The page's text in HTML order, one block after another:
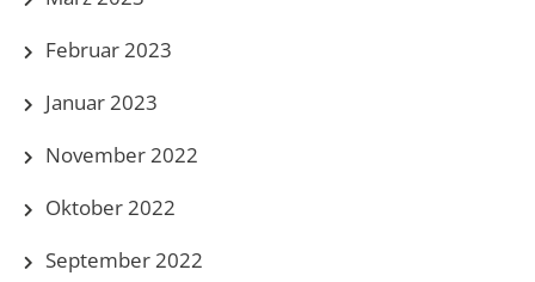
Februar 2023
Januar 2023
November 2022
Oktober 2022
September 2022